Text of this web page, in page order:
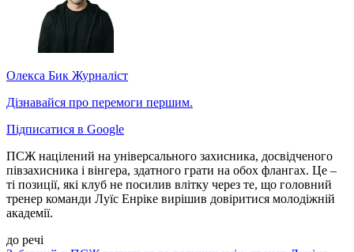
Олекса Бик Журналіст
Дізнавайся про перемоги першим.
Підписатися в Google
ПСЖ націлений на універсального захисника, досвідченого
півзахисника і вінгера, здатного грати на обох флангах. Це –
ті позиції, які клуб не посилив влітку через те, що головний
тренер команди Луїс Енріке вирішив довіритися молодіжній
академії.
до речі